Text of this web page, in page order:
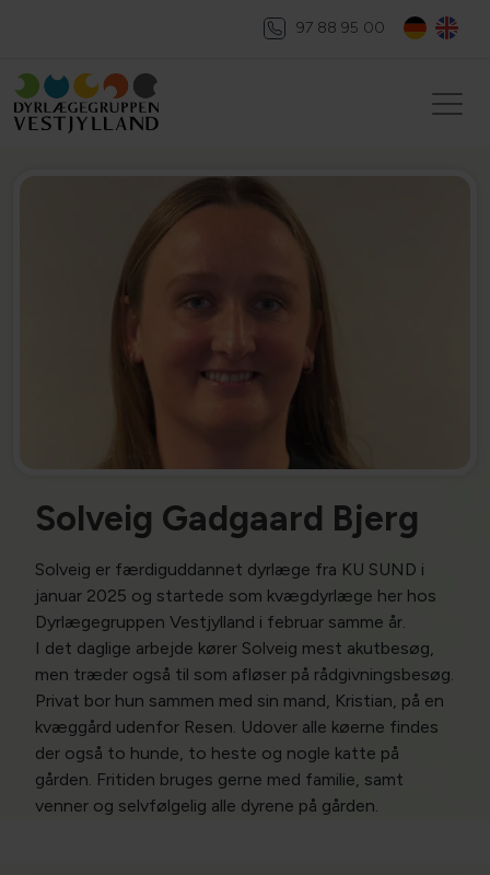
97 88 95 00
Solveig Gadgaard Bjerg
Solveig er færdiguddannet dyrlæge fra KU SUND i
januar 2025 og startede som kvægdyrlæge her hos
Dyrlægegruppen Vestjylland i februar samme år.
I det daglige arbejde kører Solveig mest akutbesøg,
men træder også til som afløser på rådgivningsbesøg.
Privat bor hun sammen med sin mand, Kristian, på en
kvæggård udenfor Resen. Udover alle køerne findes
der også to hunde, to heste og nogle katte på
gården. Fritiden bruges gerne med familie, samt
venner og selvfølgelig alle dyrene på gården.